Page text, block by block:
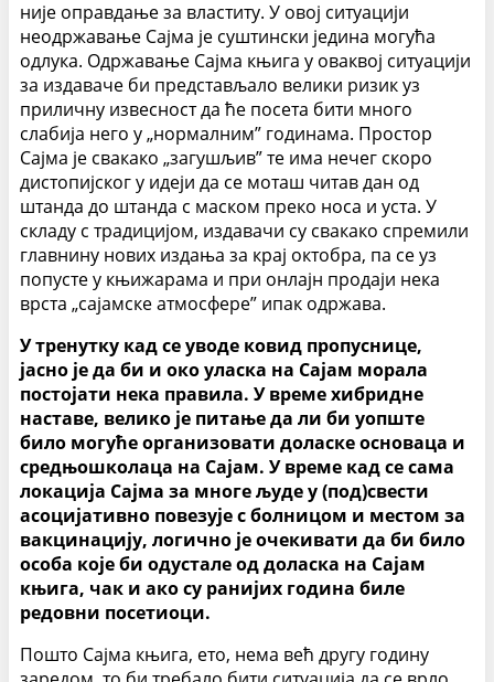
није оправдање за властиту. У овој ситуацији
неодржавање Сајма је суштински једина могућа
одлука. Одржавање Сајма књига у оваквој ситуацији
за издаваче би представљало велики ризик уз
приличну извесност да ће посета бити много
слабија него у „нормалним” годинама. Простор
Сајма је свакако „загушљив” те има нечег скоро
дистопијског у идеји да се моташ читав дан од
штанда до штанда с маском преко носа и уста. У
складу с традицијом, издавачи су свакако спремили
главнину нових издања за крај октобра, па се уз
попусте у књижарама и при онлајн продаји нека
врста „сајамске атмосфере” ипак одржава.
У тренутку кад се уводе ковид пропуснице,
јасно је да би и око уласка на Сајам морала
постојати нека правила. У време хибридне
наставе, велико је питање да ли би уопште
било могуће организовати доласке основаца и
средњошколаца на Сајам. У време кад се сама
локација Сајма за многе људе у (под)свести
асоцијативно повезује с болницом и местом за
вакцинацију, логично је очекивати да би било
особа које би одустале од доласка на Сајам
књига, чак и ако су ранијих година биле
редовни посетиоци.
Пошто Сајма књига, ето, нема већ другу годину